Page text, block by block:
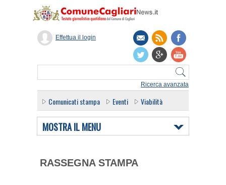
Ricerca avanzata
Effettua il login
Comunicati stampa Eventi Viabilità
MOSTRA IL MENU
RASSEGNA STAMPA